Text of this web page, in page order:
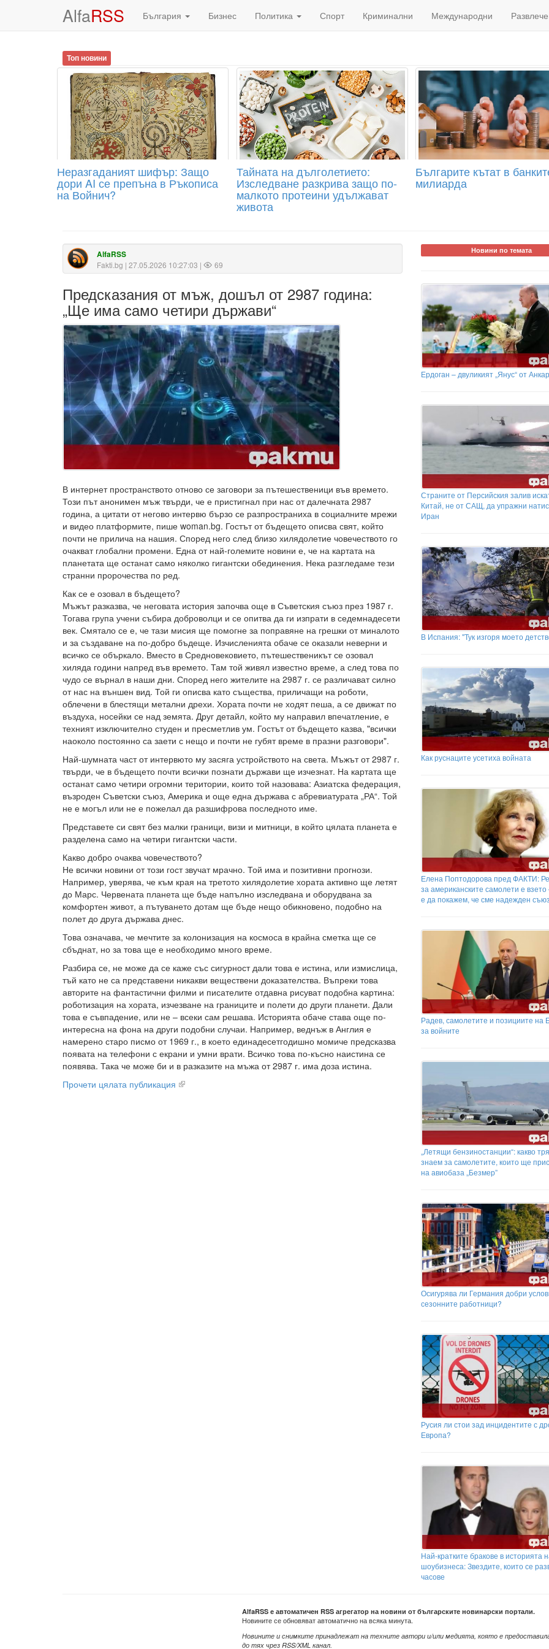
AlfaRSS България Бизнес Политика Спорт Криминални Международни
Топ новини
Неразгаданият шифър: Защо
дори AI се препъна в Ръкописа
на Войнич?
Тайната на дълголетието:
Изследване разкрива защо по-
малкото протеини удължават
живота
Българите кътат в
милиарда
AlfaRSS
Fakti.bg | 27.05.2026 10:27:03 | 69
Предсказания от мъж, дошъл от 2987 година:
„Ще има само четири държави“
В интернет пространството отново се заговори за пътешественици във времето.
Този път анонимен мъж твърди, че е пристигнал при нас от далечната 2987
година, а цитати от негово интервю бързо се разпространиха в социалните мрежи
и видео платформите, пише woman.bg. Гостът от бъдещето описва свят, който
почти не прилича на нашия. Според него след близо хилядолетие човечеството го
очакват глобални промени. Една от най-големите новини е, че на картата на
планетата ще останат само няколко гигантски обединения. Нека разгледаме тези
странни пророчества по ред.
Как се е озовал в бъдещето?
Мъжът разказва, че неговата история започва още в Съветския съюз през 1987 г.
Тогава група учени събира доброволци и се опитва да ги изпрати в седемнадесети
век. Смятало се е, че тази мисия ще помогне за поправяне на грешки от миналото
и за създаване на по-добро бъдеще. Изчисленията обаче се оказали неверни и
всичко се объркало. Вместо в Средновековието, пътешественикът се озовал
хиляда години напред във времето. Там той живял известно време, а след това по
чудо се върнал в наши дни. Според него жителите на 2987 г. се различават силно
от нас на външен вид. Той ги описва като същества, приличащи на роботи,
облечени в блестящи метални дрехи. Хората почти не ходят пеша, а се движат по
въздуха, носейки се над земята. Друг детайл, който му направил впечатление, е
техният изключително студен и пресметлив ум. Гостът от бъдещето казва, "всички
наоколо постоянно са заети с нещо и почти не губят време в празни разговори".
Най-шумната част от интервюто му засяга устройството на света. Мъжът от 2987 г.
твърди, че в бъдещето почти всички познати държави ще изчезнат. На картата ще
останат само четири огромни територии, които той назовава: Азиатска федерация,
възроден Съветски съюз, Америка и още една държава с абревиатурата „РА“. Той
не е могъл или не е пожелал да разшифрова последното име.
Представете си свят без малки граници, визи и митници, в който цялата планета е
разделена само на четири гигантски части.
Какво добро очаква човечеството?
Не всички новини от този гост звучат мрачно. Той има и позитивни прогнози.
Например, уверява, че към края на третото хилядолетие хората активно ще летят
до Марс. Червената планета ще бъде напълно изследвана и оборудвана за
комфортен живот, а пътуването дотам ще бъде нещо обикновено, подобно на
полет до друга държава днес.
Това означава, че мечтите за колонизация на космоса в крайна сметка ще се
сбъднат, но за това ще е необходимо много време.
Разбира се, не може да се каже със сигурност дали това е истина, или измислица,
тъй като не са представени никакви веществени доказателства. Въпреки това
авторите на фантастични филми и писателите отдавна рисуват подобна картина:
роботизация на хората, изчезване на границите и полети до други планети. Дали
това е съвпадение, или не – всеки сам решава. Историята обаче става още по-
интересна на фона на други подобни случаи. Например, веднъж в Англия е
намерено старо писмо от 1969 г., в което единадесетгодишно момиче предсказва
появата на телефони с екрани и умни врати. Всичко това по-късно наистина се
появява. Така че може би и в разказите на мъжа от 2987 г. има доза истина.
Прочети цялата публикация
Новини по темата
Ердоган – двуликият „Янус“ от
Страните от Персийския залив
Китай, не от САЩ, да упражни
Иран
В Испания: "Тук изгоря моето
Как руснаците усетиха войната
Елена Поптодорова пред ФАКТИ:
за американските самолети е
е да покажем, че сме надежден
Радев, самолетите и позициите на
за войните
„Летящи бензиностанции“: какво
знаем за самолетите, които ще
на авиобаза „Безмер”
Осигурява ли Германия добри
сезонните работници?
Русия ли стои зад инцидентите с
Европа?
Най-кратките бракове в историята
шоубизнеса: Звездите, които се
часове
AlfaRSS е автоматичен RSS агрегатор на новини от българските новинарски портали.
Новините се обновяват автоматично на всяка минута.
Новините и снимките принадлежат на техните автори и/или медията, която е
до тях чрез RSS/XML канал.